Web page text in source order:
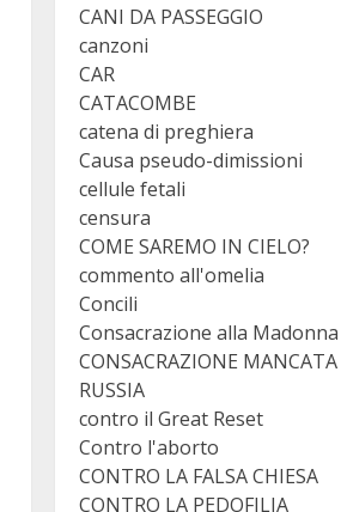
CANI DA PASSEGGIO
canzoni
CAR
CATACOMBE
catena di preghiera
Causa pseudo-dimissioni
cellule fetali
censura
COME SAREMO IN CIELO?
commento all'omelia
Concili
Consacrazione alla Madonna
CONSACRAZIONE
RUSSIA
contro il Great Reset
Contro l'aborto
CONTRO LA FALSA CHIESA
CONTRO LA PEDOFILIA